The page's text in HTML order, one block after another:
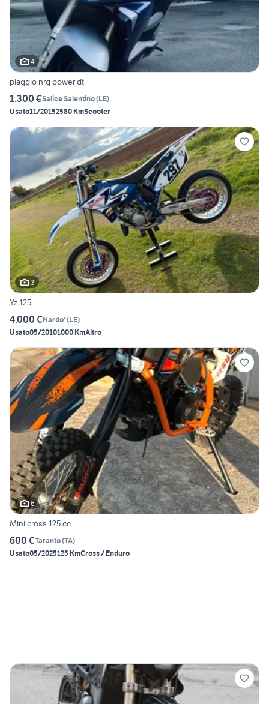
4
piaggio nrg power dt
1.300 €Salice Salentino(LE)
Usato11/20152580 KmScooter
3
Yz 125
4.000 €Nardo' (LE)
Usato05/20101000 KmAltro
6
Mini cross 125 cc
600 €Taranto(TA)
Usato05/2025125 KmCross / Enduro